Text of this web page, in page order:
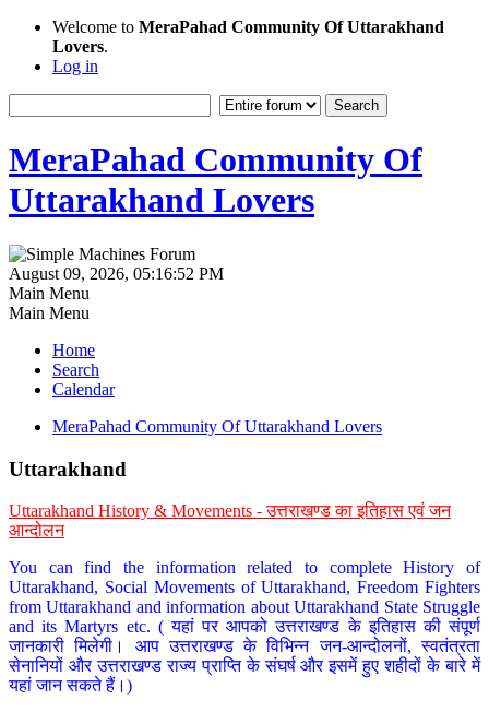
Welcome to MeraPahad Community Of Uttarakhand
Lovers.
Log in
MeraPahad Community Of
Uttarakhand Lovers
August 09, 2026, 05:16:52 PM
Main Menu
Main Menu
Home
Search
Calendar
MeraPahad Community Of Uttarakhand Lovers
Uttarakhand
Uttarakhand History & Movements - उत्तराखण्ड का इतिहास एवं जन
आन्दोलन
You can find the information related to complete History of
Uttarakhand, Social Movements of Uttarakhand, Freedom Fighters
from Uttarakhand and information about Uttarakhand State Struggle
and its Martyrs etc. ( यहां पर आपको उत्तराखण्ड के इतिहास की संपूर्ण
जानकारी मिलेगी। आप उत्तराखण्ड के विभिन्न जन-आन्दोलनों, स्वतंत्रता
सेनानियों और उत्तराखण्ड राज्य प्राप्ति के संघर्ष और इसमें हुए शहीदों के बारे में
यहां जान सकते हैं।)